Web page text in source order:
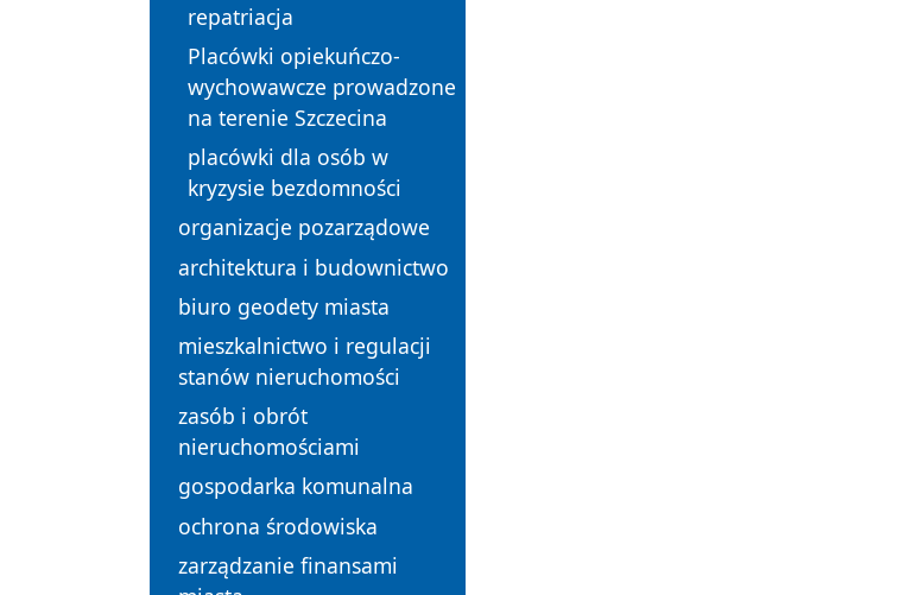
repatriacja
Placówki opiekuńczo-
wychowawcze prowadzone
na terenie Szczecina
placówki dla osób w
kryzysie bezdomności
organizacje pozarządowe
architektura i budownictwo
biuro geodety miasta
mieszkalnictwo i regulacji
stanów nieruchomości
zasób i obrót
nieruchomościami
gospodarka komunalna
ochrona środowiska
zarządzanie finansami